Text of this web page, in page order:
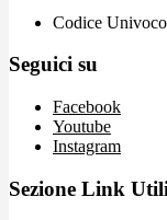
Codice
Seguici su
Facebook
Youtube
Instagram
Sezione Link Utili